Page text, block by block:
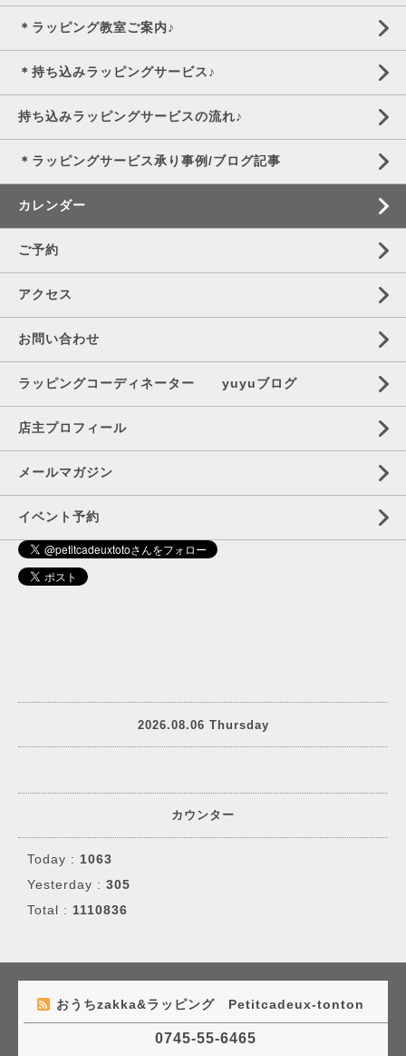
＊ラッピング教室ご案内♪
＊持ち込みラッピングサービス♪
持ち込みラッピングサービスの流れ♪
＊ラッピングサービス承り事例/ブログ記事
カレンダー
ご予約
アクセス
お問い合わせ
ラッピングコーディネーター yuyuブログ
店主プロフィール
メールマガジン
イベント予約
2026.08.06 Thursday
カウンター
Today : 1063
Yesterday : 305
Total : 1110836
おうちzakka&ラッピング Petitcadeux-tonton
0745-55-6465